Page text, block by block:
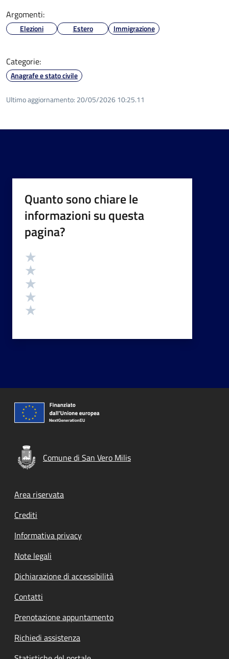
Argomenti:
Elezioni Estero Immigrazione
Categorie:
Anagrafe e stato civile
Ultimo aggiornamento: 20/05/2026 10:25.11
Quanto sono chiare le
informazioni su questa
pagina?
Valutazione
Comune di San Vero Milis
Footer menu
Area riservata
Crediti
Informativa privacy
Note legali
Dichiarazione di accessibilità
Contatti
Prenotazione appuntamento
Richiedi assistenza